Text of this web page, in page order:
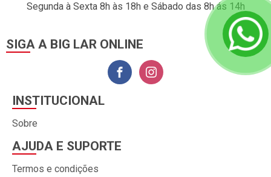
Segunda à Sexta 8h às 18h e Sábado das 8h ás 14h
SIGA A BIG LAR ONLINE
INSTITUCIONAL
Sobre
AJUDA E SUPORTE
Termos e condições